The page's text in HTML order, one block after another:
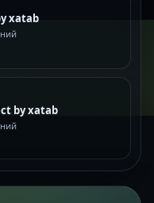
xatab
by xatab